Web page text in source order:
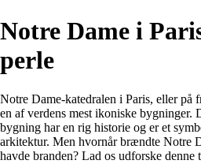
Notre Dame i
perle
Notre Dame-katedralen i Paris, eller på
en af verdens mest ikoniske bygninger.
bygning har en rig historie og er et
arkitektur. Men hvornår brændte Notre
havde branden? Lad os udforske